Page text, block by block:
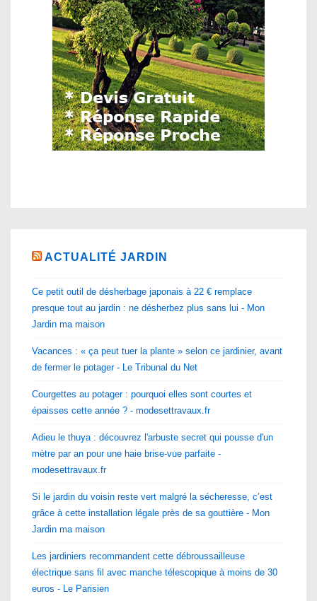
ACTUALITÉ JARDIN
Ce petit outil de désherbage japonais à 22 € remplace
presque tout au jardin : ne désherbez plus sans lui - Mon
Jardin ma maison
Vacances : « ça peut tuer la plante » selon ce jardinier, avant
de fermer le potager - Le Tribunal du Net
Courgettes au potager : pourquoi elles sont courtes et
épaisses cette année ? - modesettravaux.fr
Adieu le thuya : découvrez l'arbuste secret qui pousse d'un
mètre par an pour une haie brise-vue parfaite -
modesettravaux.fr
Si le jardin du voisin reste vert malgré la sécheresse, c’est
grâce à cette installation légale près de sa gouttière - Mon
Jardin ma maison
Les jardiniers recommandent cette débroussailleuse
électrique sans fil avec manche télescopique à moins de 30
euros - Le Parisien